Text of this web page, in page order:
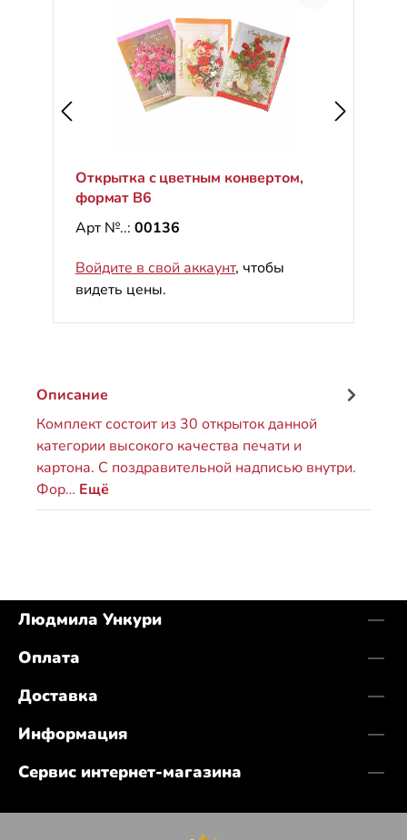
Открытка с цветным конвертом,
формат B6
Арт №..: 00136
Войдите в свой аккаунт, чтобы
видеть цены.
Описание
Комплект состоит из 30 открыток данной
категории высокого качества печати и
картона. С поздравительной надписью внутри.
Фор… Ещё
Людмила Ункури
Оплата
Доставка
Информация
Сервис интернет-магазина